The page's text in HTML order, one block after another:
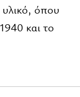
όπου
και το